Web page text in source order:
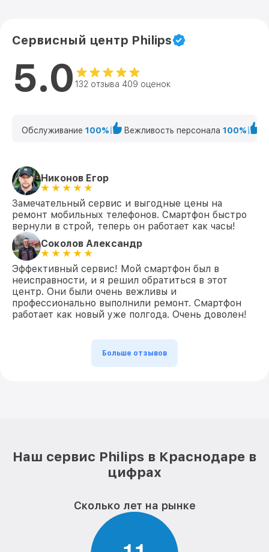
Сервисный центр Philips
5.0 132 отзыва 409 оценок
Обслуживание 100% Вежливость персонала 100%
Никонов Егор
Замечательный сервис и выгодные цены на
ремонт мобильных телефонов. Смартфон быстро
вернули в строй, теперь он работает как часы!
Соколов Александр
Эффективный сервис! Мой смартфон был в
неисправности, и я решил обратиться в этот
центр. Они были очень вежливы и
профессионально выполнили ремонт. Смартфон
работает как новый уже полгода. Очень доволен!
Больше отзывов
Наш сервис Philips в Краснодаре в
цифрах
Сколько лет на рынке